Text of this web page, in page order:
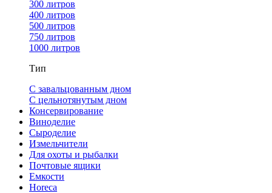
300 литров
400 литров
500 литров
750 литров
1000 литров
Тип
С завальцованным дном
С цельнотянутым дном
Консервирование
Виноделие
Сыроделие
Измельчители
Для охоты и рыбалки
Почтовые ящики
Емкости
Horeca